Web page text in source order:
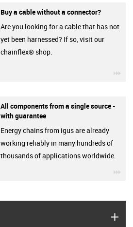
Buy a cable without a connector?
Are you looking for a cable that has not
yet been harnessed? If so, visit our
chainflex® shop.
All components from a single source -
with guarantee
Energy chains from igus are already
working reliably in many hundreds of
thousands of applications worldwide.